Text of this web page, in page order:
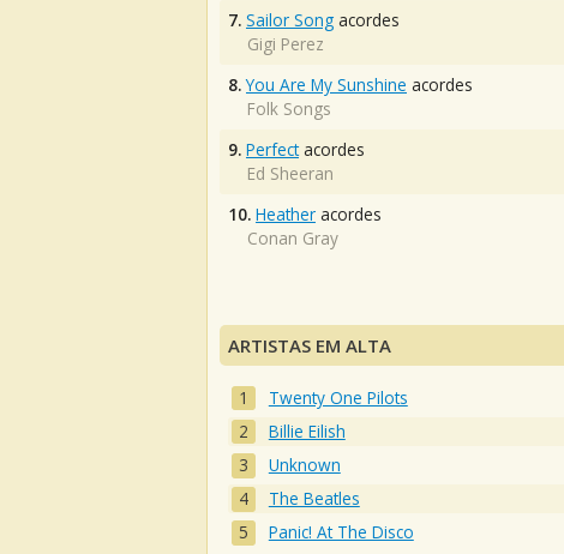
7. Sailor Song acordes
Gigi Perez
8. You Are My Sunshine acordes
Folk Songs
9. Perfectacordes
Ed Sheeran
10. Heather acordes
Conan Gray
ARTISTAS EM ALTA
Twenty One Pilots
Billie Eilish
Unknown
The Beatles
Panic! At The Disco